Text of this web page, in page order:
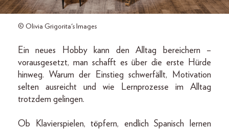
© Olivia Grigorita's Images
Ein neues Hobby kann den Alltag bereichern –
vorausgesetzt, man schafft es über die erste Hürde
hinweg. Warum der Einstieg schwerfällt, Motivation
selten ausreicht und wie Lernprozesse im Alltag
trotzdem gelingen.
Ob Klavierspielen, töpfern, endlich Spanisch lernen